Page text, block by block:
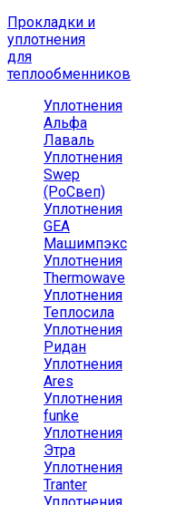
Прокладки и
уплотнения
для
теплообменников
Уплотнения
Альфа
Лаваль
Уплотнения
Swep
(РоСвеп)
Уплотнения
GEA
Машимпэкс
Уплотнения
Thermowave
Уплотнения
Теплосила
Уплотнения
Ридан
Уплотнения
Ares
Уплотнения
funke
Уплотнения
Этра
Уплотнения
Tranter